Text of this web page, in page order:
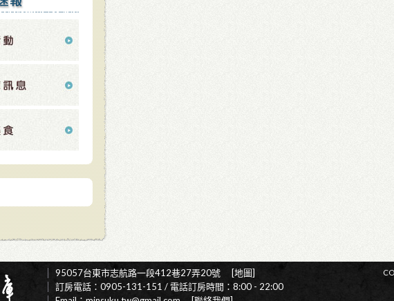
95057台東市志航路一段412巷27弄20號 [地圖]
訂房電話：0905-131-151 / 電話訂房時間：8:00 - 22:00